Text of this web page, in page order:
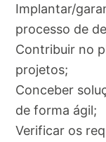
Implantar/
processo de
Contribuir no
projetos;
Conceber
de forma ágil;
Verificar os